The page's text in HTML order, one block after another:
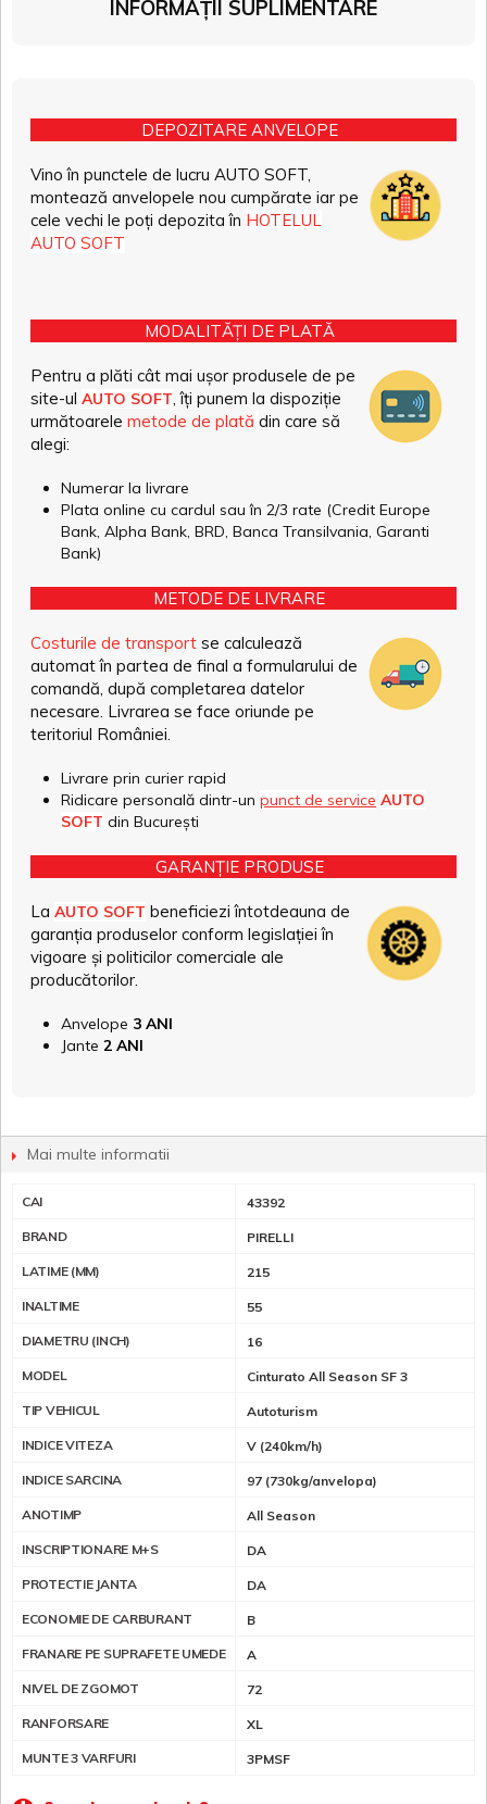
INFORMAȚII SUPLIMENTARE
DEPOZITARE ANVELOPE
Vino în punctele de lucru AUTO SOFT,
montează anvelopele nou cumpărate iar pe
cele vechi le poți depozita în HOTELUL
AUTO SOFT
MODALITĂȚI DE PLATĂ
Pentru a plăti cât mai ușor produsele de pe
site-ul AUTO SOFT, îți punem la dispoziție
următoarele metode de plată din care să
alegi:
Numerar la livrare
Plata online cu cardul sau în 2/3 rate (Credit Europe
Bank, Alpha Bank, BRD, Banca Transilvania, Garanti
Bank)
METODE DE LIVRARE
Costurile de transport se calculează
automat în partea de final a formularului de
comandă, după completarea datelor
necesare. Livrarea se face oriunde pe
teritoriul României.
Livrare prin curier rapid
Ridicare personală dintr-un punct de service AUTO
SOFT din București
GARANȚIE PRODUSE
La AUTO SOFT beneficiezi întotdeauna de
garanția produselor conform legislației în
vigoare și politicilor comerciale ale
producătorilor.
Anvelope 3 ANI
Jante 2 ANI
Mai multe informatii
CAI 43392
BRAND PIRELLI
LATIME (MM) 215
INALTIME 55
DIAMETRU (INCH) 16
MODEL Cinturato All Season SF 3
TIP VEHICUL Autoturism
INDICE VITEZA V (240km/h)
INDICE SARCINA 97 (730kg/anvelopa)
ANOTIMP All Season
INSCRIPTIONARE M+S DA
PROTECTIE JANTA DA
ECONOMIE DE CARBURANT B
FRANARE PE SUPRAFETE UMEDE A
NIVEL DE ZGOMOT 72
RANFORSARE XL
MUNTE 3 VARFURI 3PMSF